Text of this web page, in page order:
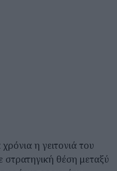
χρόνια η γειτονιά του
στρατηγική θέση μεταξύ